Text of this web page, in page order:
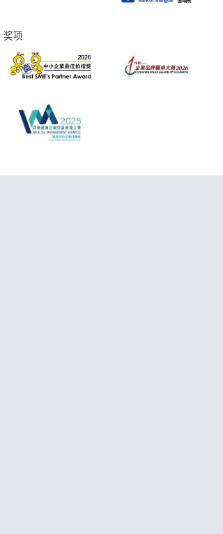
奖项